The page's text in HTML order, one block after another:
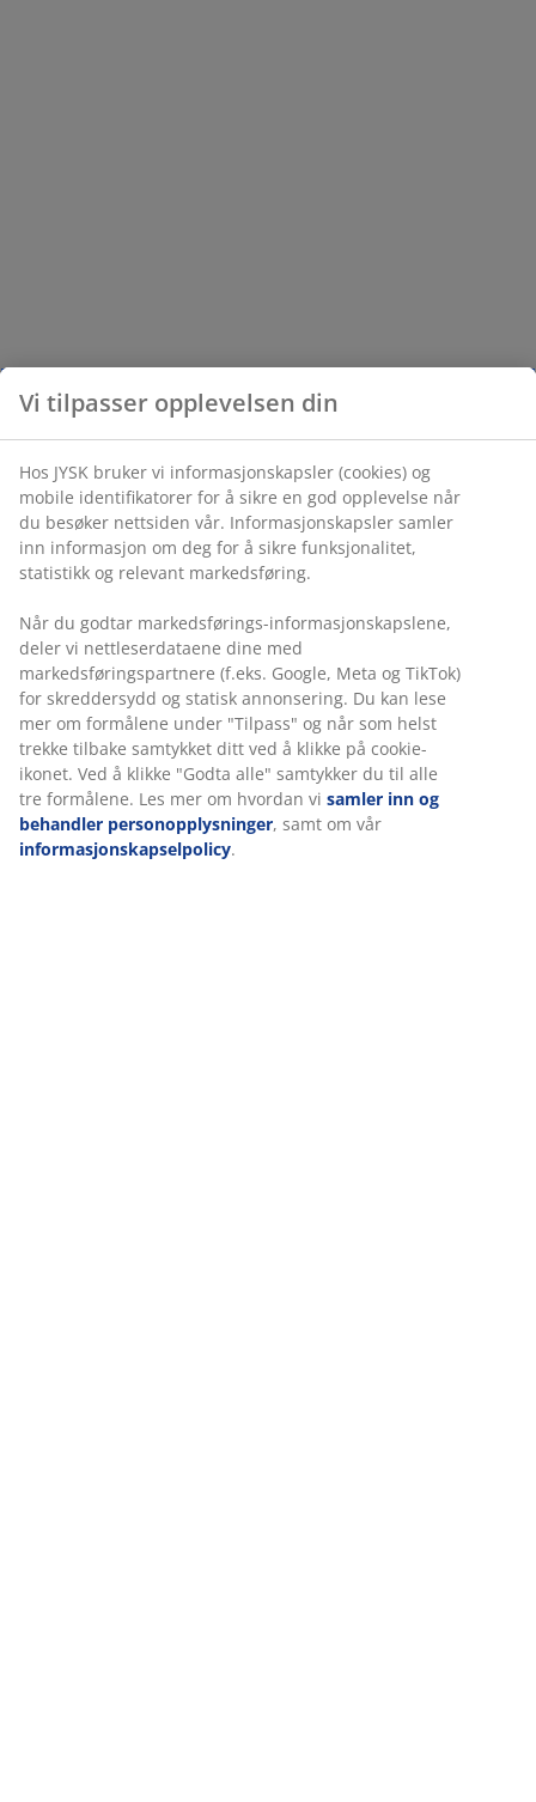
Vi tilpasser opplevelsen din
Hos JYSK bruker vi informasjonskapsler (cookies) og
mobile identifikatorer for å sikre en god opplevelse når
du besøker nettsiden vår. Informasjonskapsler samler
inn informasjon om deg for å sikre funksjonalitet,
statistikk og relevant markedsføring.
Når du godtar markedsførings-informasjonskapslene,
deler vi nettleserdataene dine med
markedsføringspartnere (f.eks. Google, Meta og TikTok)
for skreddersydd og statisk annonsering. Du kan lese
mer om formålene under "Tilpass" og når som helst
trekke tilbake samtykket ditt ved å klikke på cookie-
ikonet. Ved å klikke "Godta alle" samtykker du til alle
tre formålene. Les mer om hvordan vi samler inn og
behandler personopplysninger, samt om vår
informasjonskapselpolicy.